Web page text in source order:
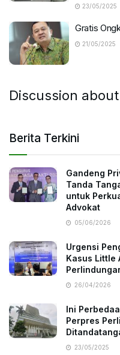
23/05/2025
Gratis
21/05/2025
Discussion
Berita Terkini
Gandeng
Tanda
untuk
Advokat
05/06/2026
Urgensi
Kasus Little
26/04/2026
Ini
Perpres
23/05/2025